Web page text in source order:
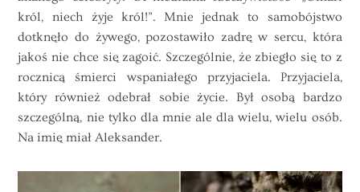
król, niech żyje król!”. Mnie jednak to samobójstwo
dotknęło do żywego, pozostawiło zadrę w sercu, która
jakoś nie chce się zagoić. Szczególnie, że zbiegło się to z
rocznicą śmierci wspaniałego przyjaciela. Przyjaciela,
który również odebrał sobie życie. Był osobą bardzo
szczególną, nie tylko dla mnie ale dla wielu, wielu osób.
Na imię miał Aleksander.